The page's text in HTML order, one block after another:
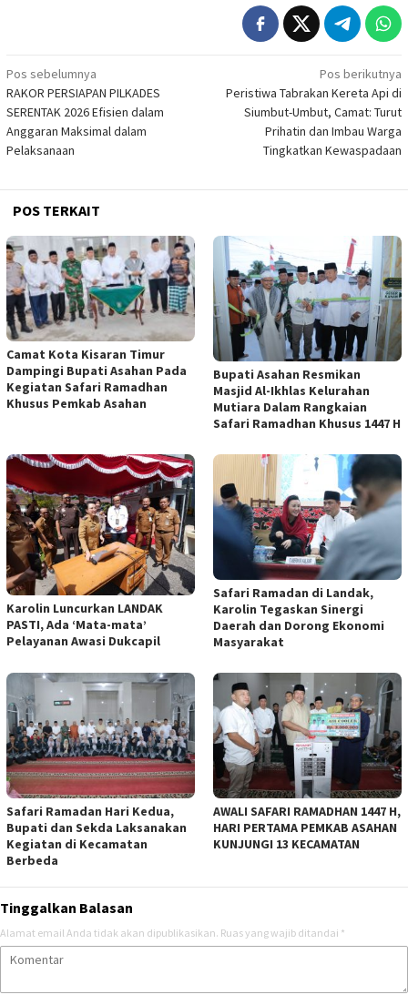
Navigasi
pos
Pos sebelumnya
RAKOR PERSIAPAN PILKADES
SERENTAK 2026 Efisien dalam
Anggaran Maksimal dalam
Pelaksanaan
Pos berikutnya
‎Peristiwa Tabrakan Kereta Api di
Siumbut-Umbut, Camat: Turut
Prihatin dan Imbau Warga
Tingkatkan Kewaspadaan
POS TERKAIT
‎Camat Kota Kisaran Timur
Dampingi Bupati Asahan Pada
Kegiatan Safari Ramadhan
Khusus Pemkab Asahan
Bupati Asahan Resmikan
Masjid Al-Ikhlas Kelurahan
Mutiara Dalam Rangkaian
Safari Ramadhan Khusus 1447 H
Karolin Luncurkan LANDAK
PASTI, Ada ‘Mata-mata’
Pelayanan Awasi Dukcapil
Safari Ramadan di Landak,
Karolin Tegaskan Sinergi
Daerah dan Dorong Ekonomi
Masyarakat
Safari Ramadan Hari Kedua,
Bupati dan Sekda Laksanakan
Kegiatan di Kecamatan
Berbeda
AWALI SAFARI RAMADHAN 1447 H,
HARI PERTAMA PEMKAB ASAHAN
KUNJUNGI 13 KECAMATAN
Tinggalkan Balasan
Alamat email Anda tidak akan dipublikasikan. Ruas yang wajib ditandai *